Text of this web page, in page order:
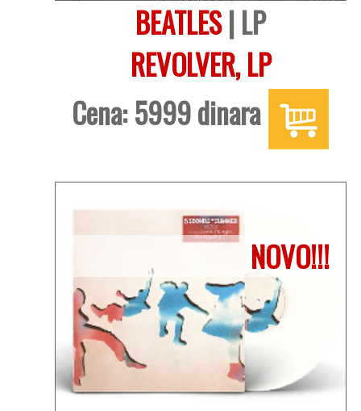
BEATLES| LP
REVOLVER, LP
Cena: 5999 dinara
NOVO!!!